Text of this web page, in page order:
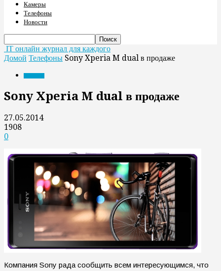
Камеры
Телефоны
Новости
IT онлайн журнал для каждого
Домой Телефоны Sony Xperia M dual в продаже
Sony Xperia M dual в продаже
27.05.2014
1908
0
Компания Sony рада сообщить всем интересующимся, что